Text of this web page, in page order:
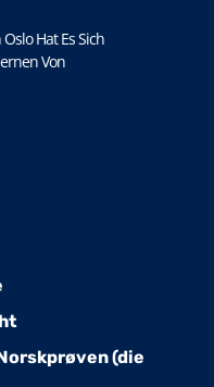
Hat Es Sich
Von
(die